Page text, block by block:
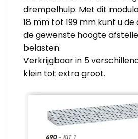
drempelhulp. Met dit
18 mm tot 199 mm kunt u
de gewenste hoogte
belasten.
Verkrijgbaar in 5
klein tot extra groot.